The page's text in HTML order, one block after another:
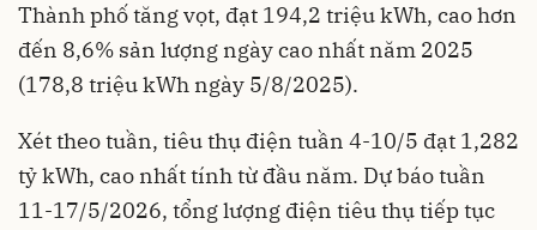
Thành phố tăng vọt, đạt 194,2 triệu kWh, cao hơn
đến 8,6% sản lượng ngày cao nhất năm 2025
(178,8 triệu kWh ngày 5/8/2025).
Xét theo tuần, tiêu thụ điện tuần 4-10/5 đạt 1,282
tỷ kWh, cao nhất tính từ đầu năm. Dự báo tuần
11-17/5/2026, tổng lượng điện tiêu thụ tiếp tục